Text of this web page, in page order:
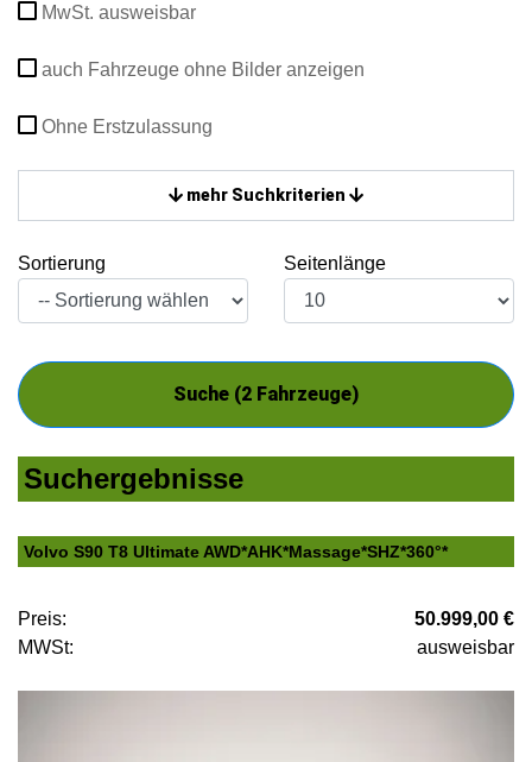
MwSt. ausweisbar
auch Fahrzeuge ohne Bilder anzeigen
Ohne Erstzulassung
mehr Suchkriterien
Sortierung Seitenlänge
Suche (2 Fahrzeuge)
Suchergebnisse
Volvo S90 T8 Ultimate AWD*AHK*Massage*SHZ*360°*
Preis:
50.999,00 €
MWSt:
ausweisbar